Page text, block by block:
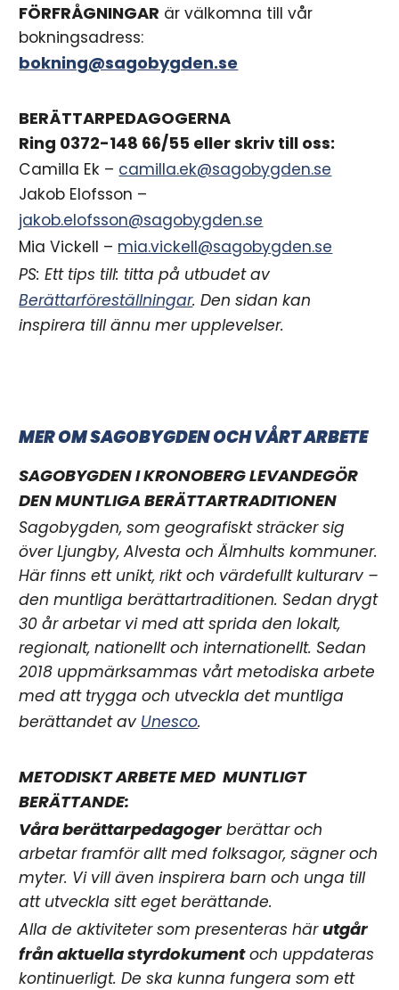
FÖRFRÅGNINGAR är välkomna till vår
bokningsadress:
bokning@sagobygden.se
BERÄTTARPEDAGOGERNA
Ring 0372-148 66/55 eller skriv till oss:
Camilla Ek – camilla.ek@sagobygden.se
Jakob Elofsson –
jakob.elofsson@sagobygden.se
Mia Vickell – mia.vickell@sagobygden.se
PS: Ett tips till: titta på utbudet av
Berättarföreställningar. Den sidan kan
inspirera till ännu mer upplevelser.
MER OM SAGOBYGDEN OCH VÅRT ARBETE
SAGOBYGDEN I KRONOBERG LEVANDEGÖR
DEN MUNTLIGA BERÄTTARTRADITIONEN
Sagobygden, som geografiskt sträcker sig
över Ljungby, Alvesta och Älmhults kommuner.
Här finns ett unikt, rikt och värdefullt kulturarv –
den muntliga berättartraditionen. Sedan drygt
30 år arbetar vi med att sprida den lokalt,
regionalt, nationellt och internationellt. Sedan
2018 uppmärksammas vårt metodiska arbete
med att trygga och utveckla det muntliga
berättandet av Unesco.
METODISKT ARBETE MED MUNTLIGT
BERÄTTANDE:
Våra berättarpedagogerberättar och
arbetar framför allt med folksagor, sägner och
myter. Vi vill även inspirera barn och unga till
att utveckla sitt eget berättande.
Alla de aktiviteter som presenteras härutgår
från aktuella styrdokumentoch uppdateras
kontinuerligt. De ska kunna fungera som ett